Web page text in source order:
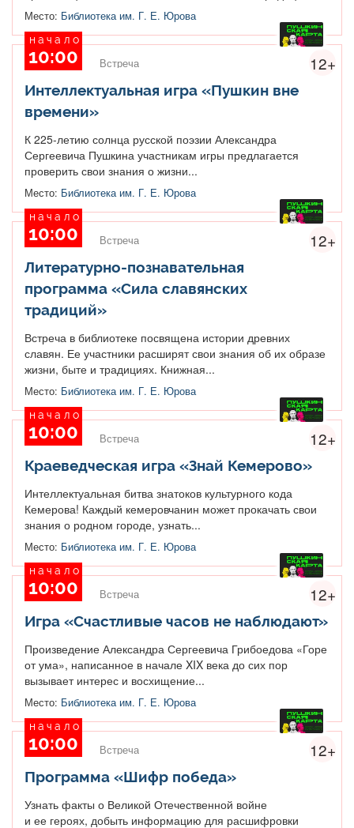
Место: Библиотека им. Г. Е. Юрова
12+
начало
10:00 Встреча
Интеллектуальная игра «Пушкин вне
времени»
К 225-летию солнца русской поэзии Александра
Сергеевича Пушкина участникам игры предлагается
проверить свои знания о жизни...
Место: Библиотека им. Г. Е. Юрова
12+
начало
10:00 Встреча
Литературно-познавательная
программа «Сила славянских
традиций»
Встреча в библиотеке посвящена истории древних
славян. Ее участники расширят свои знания об их образе
жизни, быте и традициях. Книжная...
Место: Библиотека им. Г. Е. Юрова
12+
начало
10:00 Встреча
Краеведческая игра «Знай Кемерово»
Интеллектуальная битва знатоков культурного кода
Кемерова! Каждый кемеровчанин может прокачать свои
знания о родном городе, узнать...
Место: Библиотека им. Г. Е. Юрова
12+
начало
10:00 Встреча
Игра «Счастливые часов не наблюдают»
Произведение Александра Сергеевича Грибоедова «Горе
от ума», написанное в начале XIX века до сих пор
вызывает интерес и восхищение...
Место: Библиотека им. Г. Е. Юрова
12+
начало
10:00 Встреча
Программа «Шифр победа»
Узнать факты о Великой Отечественной войне
и ее героях, добыть информацию для расшифровки